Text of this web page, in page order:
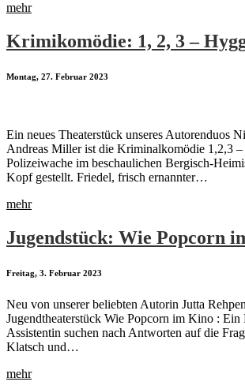
mehr
Krimikomödie: 1, 2, 3 –
Montag, 27. Februar 2023
Ein neues Theaterstück unseres Autorenduos
Andreas Miller ist die Kriminalkomödie 1,2,3
Polizeiwache im beschaulichen Bergisch-
Kopf gestellt. Friedel, frisch ernannter…
mehr
Jugendstück: Wie Popcorn
Freitag, 3. Februar 2023
Neu von unserer beliebten Autorin Jutta
Jugendtheaterstück Wie Popcorn im Kino : Ein
Assistentin suchen nach Antworten auf die
Klatsch und…
mehr